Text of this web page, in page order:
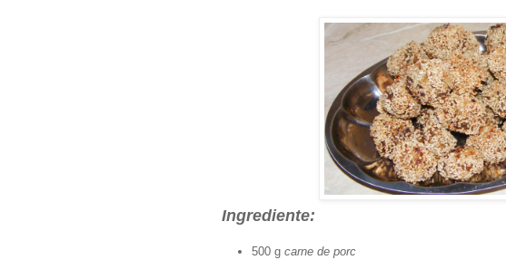
Ingrediente:
500 g carne de porc